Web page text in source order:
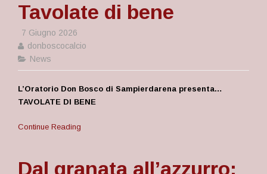
Tavolate di bene
7 Giugno 2026
donboscocalcio
News
L’Oratorio Don Bosco di Sampierdarena presenta…
TAVOLATE DI BENE
Continue Reading
Dal granata all’azzurro: